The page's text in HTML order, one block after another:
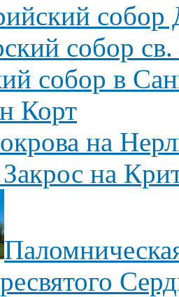
собор
собор в
Корт
на
на